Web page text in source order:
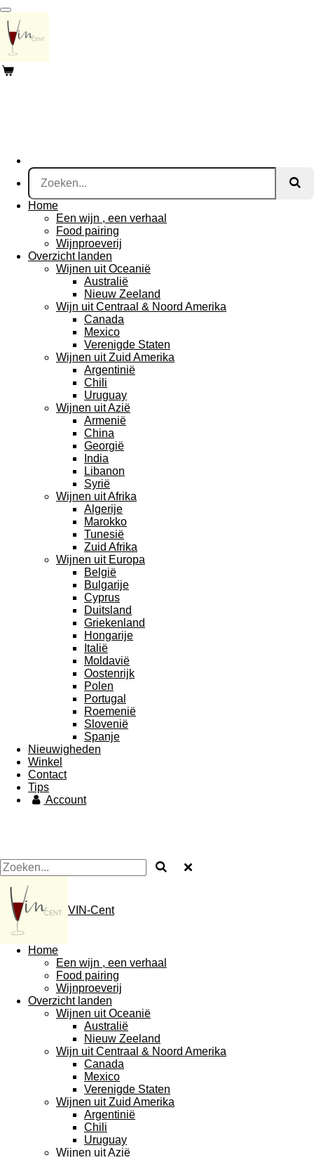
Ga
direct
naar
de
hoofdinhoud
Home
Een wijn , een verhaal
Food pairing
Wijnproeverij
Overzicht landen
Wijnen uit Oceanië
Australië
Nieuw Zeeland
Wijn uit Centraal & Noord Amerika
Canada
Mexico
Verenigde Staten
Wijnen uit Zuid Amerika
Argentinië
Chili
Uruguay
Wijnen uit Azië
Armenië
China
Georgië
India
Libanon
Syrië
Wijnen uit Afrika
Algerije
Marokko
Tunesië
Zuid Afrika
Wijnen uit Europa
België
Bulgarije
Cyprus
Duitsland
Griekenland
Hongarije
Italië
Moldavië
Oostenrijk
Polen
Portugal
Roemenië
Slovenië
Spanje
Nieuwigheden
Winkel
Contact
Tips
Account
VIN-Cent
Home
Een wijn , een verhaal
Food pairing
Wijnproeverij
Overzicht landen
Wijnen uit Oceanië
Australië
Nieuw Zeeland
Wijn uit Centraal & Noord Amerika
Canada
Mexico
Verenigde Staten
Wijnen uit Zuid Amerika
Argentinië
Chili
Uruguay
Wijnen uit Azië